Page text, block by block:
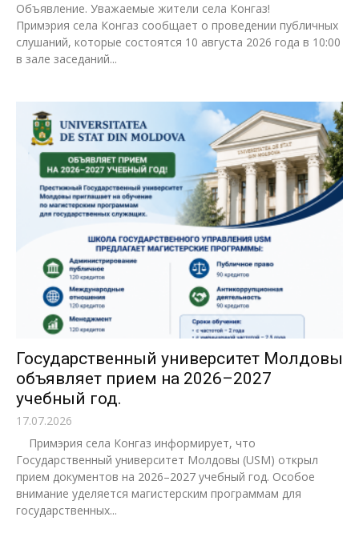
Объявление. Уважаемые жители села Конгаз!
Примэрия села Конгаз сообщает о проведении публичных
слушаний, которые состоятся 10 августа 2026 года в 10:00
в зале заседаний...
Государственный университет Молдовы
объявляет прием на 2026–2027
учебный год.
17.07.2026
Примэрия села Конгаз информирует, что
Государственный университет Молдовы (USM) открыл
прием документов на 2026–2027 учебный год. Особое
внимание уделяется магистерским программам для
государственных...